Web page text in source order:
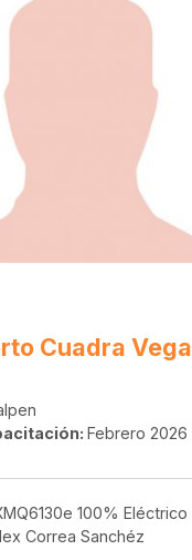
Cuadra Vega
Febrero 2026
100% Eléctrico
Correa Sanchéz